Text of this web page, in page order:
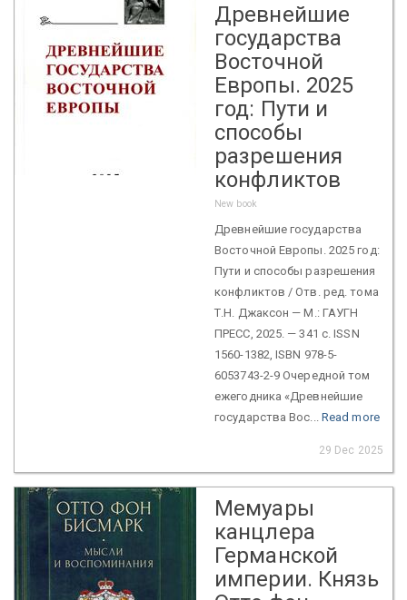
Древнейшие
государства
Восточной
Европы. 2025
год: Пути и
способы
разрешения
конфликтов
New book
Древнейшие государства
Восточной Европы. 2025 год:
Пути и способы разрешения
конфликтов / Отв. ред. тома
Т.Н. Джаксон — М.: ГАУГН
ПРЕСС, 2025. — 341 с. ISSN
1560-1382, ISBN 978-5-
6053743-2-9 Очередной том
ежегодника «Древнейшие
государства Вос... Read more
29 Dec 2025
Мемуары
канцлера
Германской
империи. Князь